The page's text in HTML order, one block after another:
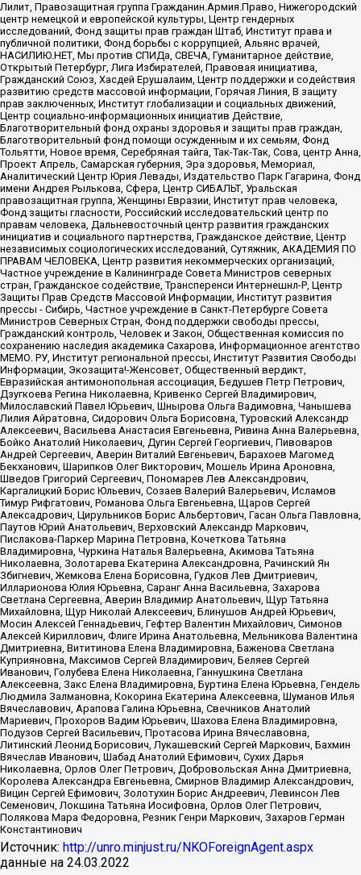
Лилит, Правозащитная группа Гражданин.Армия.Право, Нижегородский
центр немецкой и европейской культуры, Центр гендерных
исследований, Фонд защиты прав граждан Штаб, Институт права и
публичной политики, Фонд борьбы с коррупцией, Альянс врачей,
НАСИЛИЮ.НЕТ, Мы против СПИДа, СВЕЧА, Гуманитарное действие,
Открытый Петербург, Лига Избирателей, Правовая инициатива,
Гражданский Союз, Хасдей Ерушалаим, Центр поддержки и содействия
развитию средств массовой информации, Горячая Линия, В защиту
прав заключенных, Институт глобализации и социальных движений,
Центр социально-информационных инициатив Действие,
Благотворительный фонд охраны здоровья и защиты прав граждан,
Благотворительный фонд помощи осужденным и их семьям, Фонд
Тольятти, Новое время, Серебряная тайга, Так-Так-Так, Сова, центр Анна,
Проект Апрель, Самарская губерния, Эра здоровья, Мемориал,
Аналитический Центр Юрия Левады, Издательство Парк Гагарина, Фонд
имени Андрея Рылькова, Сфера, Центр СИБАЛЬТ, Уральская
правозащитная группа, Женщины Евразии, Институт прав человека,
Фонд защиты гласности, Российский исследовательский центр по
правам человека, Дальневосточный центр развития гражданских
инициатив и социального партнерства, Гражданское действие, Центр
независимых социологических исследований, Сутяжник, АКАДЕМИЯ ПО
ПРАВАМ ЧЕЛОВЕКА, Центр развития некоммерческих организаций,
Частное учреждение в Калининграде Совета Министров северных
стран, Гражданское содействие, Трансперенси Интернешнл-Р, Центр
Защиты Прав Средств Массовой Информации, Институт развития
прессы - Сибирь, Частное учреждение в Санкт-Петербурге Совета
Министров Северных Стран, Фонд поддержки свободы прессы,
Гражданский контроль, Человек и Закон, Общественная комиссия по
сохранению наследия академика Сахарова, Информационное агентство
МЕМО. РУ, Институт региональной прессы, Институт Развития Свободы
Информации, Экозащита!-Женсовет, Общественный вердикт,
Евразийская антимонопольная ассоциация, Бедушев Петр Петрович,
Дзугкоева Регина Николаевна, Кривенко Сергей Владимирович,
Милославский Павел Юрьевич, Шнырова Ольга Вадимовна, Чанышева
Лилия Айратовна, Сидорович Ольга Борисовна, Туровский Александр
Алексеевич, Васильева Анастасия Евгеньевна, Ривина Анна Валерьевна,
Бойко Анатолий Николаевич, Дугин Сергей Георгиевич, Пивоваров
Андрей Сергеевич, Аверин Виталий Евгеньевич, Барахоев Магомед
Бекханович, Шарипков Олег Викторович, Мошель Ирина Ароновна,
Шведов Григорий Сергеевич, Пономарев Лев Александрович,
Каргалицкий Борис Юльевич, Созаев Валерий Валерьевич, Исламов
Тимур Рифгатович, Романова Ольга Евгеньевна, Щаров Сергей
Алексадрович, Цирульников Борис Альбертович, Гасан Ольга Павловна,
Паутов Юрий Анатольевич, Верховский Александр Маркович,
Пислакова-Паркер Марина Петровна, Кочеткова Татьяна
Владимировна, Чуркина Наталья Валерьевна, Акимова Татьяна
Николаевна, Золотарева Екатерина Александровна, Рачинский Ян
Збигневич, Жемкова Елена Борисовна, Гудков Лев Дмитриевич,
Илларионова Юлия Юрьевна, Саранг Анна Васильевна, Захарова
Светлана Сергеевна, Аверин Владимир Анатольевич, Щур Татьяна
Михайловна, Щур Николай Алексеевич, Блинушов Андрей Юрьевич,
Мосин Алексей Геннадьевич, Гефтер Валентин Михайлович, Симонов
Алексей Кириллович, Флиге Ирина Анатольевна, Мельникова Валентина
Дмитриевна, Вититинова Елена Владимировна, Баженова Светлана
Куприяновна, Максимов Сергей Владимирович, Беляев Сергей
Иванович, Голубева Елена Николаевна, Ганнушкина Светлана
Алексеевна, Закс Елена Владимировна, Буртина Елена Юрьевна, Гендель
Людмила Залмановна, Кокорина Екатерина Алексеевна, Шуманов Илья
Вячеславович, Арапова Галина Юрьевна, Свечников Анатолий
Мариевич, Прохоров Вадим Юрьевич, Шахова Елена Владимировна,
Подузов Сергей Васильевич, Протасова Ирина Вячеславовна,
Литинский Леонид Борисович, Лукашевский Сергей Маркович, Бахмин
Вячеслав Иванович, Шабад Анатолий Ефимович, Сухих Дарья
Николаевна, Орлов Олег Петрович, Добровольская Анна Дмитриевна,
Королева Александра Евгеньевна, Смирнов Владимир Александрович,
Вицин Сергей Ефимович, Золотухин Борис Андреевич, Левинсон Лев
Семенович, Локшина Татьяна Иосифовна, Орлов Олег Петрович,
Полякова Мара Федоровна, Резник Генри Маркович, Захаров Герман
Константинович
Источник: http://unro.minjust.ru/NKOForeignAgent.aspx
данные на 24.03.2022